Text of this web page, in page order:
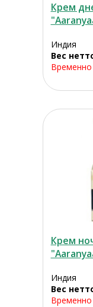
Крем
Индия
Вес
Временно
Крем
Индия
Вес
Временно